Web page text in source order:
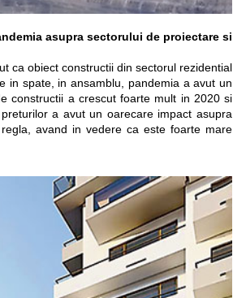
asupra sectorului de proiectare si
ca obiect constructii din sectorul rezidential
in spate, in ansamblu, pandemia a avut un
constructii a crescut foarte mult in 2020 si
a avut un oarecare impact asupra
avand in vedere ca este foarte mare